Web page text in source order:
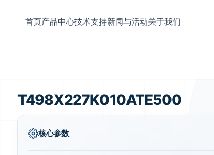
首页产品中心技术支持新闻与活动关于我们
T498X227K010ATE500
核心参数